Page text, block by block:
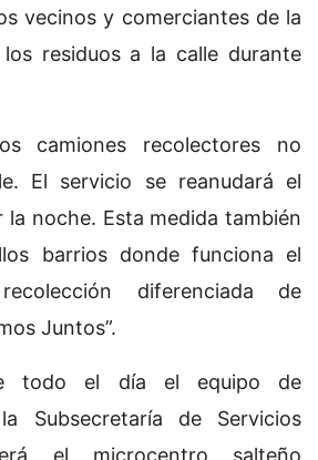
vecinos y comerciantes de la
residuos a la calle durante
camiones recolectores no
El servicio se reanudará el
la noche. Esta medida también
barrios donde funciona el
diferenciada de
Juntos”.
todo el día el equipo de
Subsecretaría de Servicios
el microcentro salteño